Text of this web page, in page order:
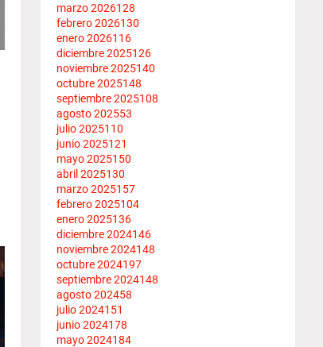
marzo 2026128
febrero 2026130
enero 2026116
diciembre 2025126
noviembre 2025140
octubre 2025148
septiembre 2025108
agosto 202553
julio 2025110
junio 2025121
mayo 2025150
abril 2025130
marzo 2025157
febrero 2025104
enero 2025136
diciembre 2024146
noviembre 2024148
octubre 2024197
septiembre 2024148
agosto 202458
julio 2024151
junio 2024178
mayo 2024184